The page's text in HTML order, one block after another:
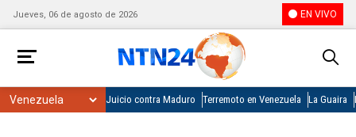
Jueves, 06 de agosto de 2026 EN VIVO
Juicio contra Maduro Terremoto en Venezuela La Guaira